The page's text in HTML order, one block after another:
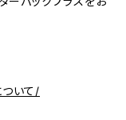
いて/